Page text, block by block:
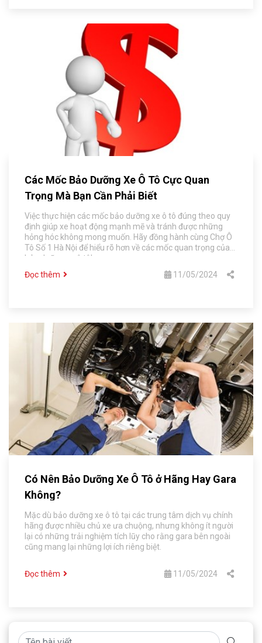
Các Mốc Bảo Dưỡng Xe Ô Tô Cực Quan
Trọng Mà Bạn Cần Phải Biết
Việc thực hiện các mốc bảo dưỡng xe ô tô đúng theo quy
định giúp xe hoạt động mạnh mẽ và tránh được những
hỏng hóc không mong muốn. Hãy đồng hành cùng Chợ Ô
Tô Số 1 Hà Nội để hiểu rõ hơn về các mốc quan trọng của
bảo dưỡng xe ô tô!
Đọc thêm
11/05/2024
Có Nên Bảo Dưỡng Xe Ô Tô ở Hãng Hay Gara
Không?
Mặc dù bảo dưỡng xe ô tô tại các trung tâm dịch vụ chính
hãng được nhiều chủ xe ưa chuộng, nhưng không ít người
lại có những trải nghiệm tích lũy cho rằng gara bên ngoài
cũng mang lại những lợi ích riêng biệt.
Đọc thêm 11/05/2024